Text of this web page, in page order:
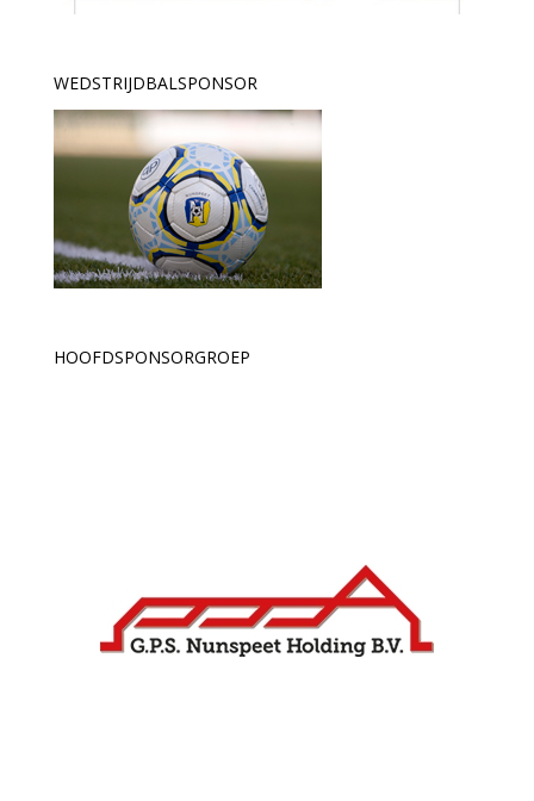
WEDSTRIJDBALSPONSOR
HOOFDSPONSORGROEP